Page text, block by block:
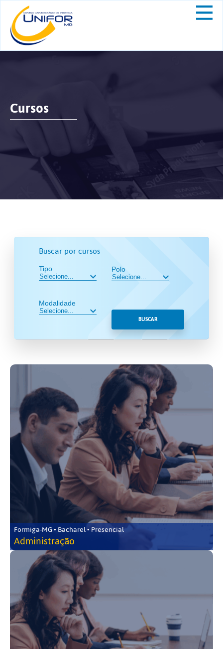
Cursos
Buscar por cursos
Tipo
Modalidade
Polo
BUSCAR
Formiga-MG • Bacharel • Presencial
Administração